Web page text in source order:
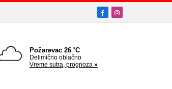
FacebookInstagram